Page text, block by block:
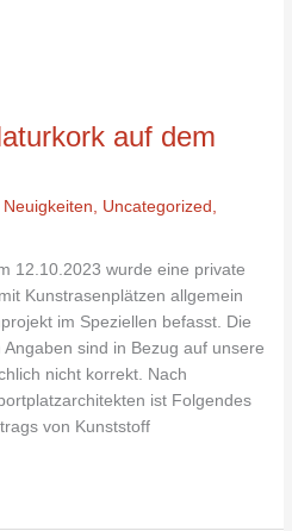
auf dem
Neuigkeiten, Uncategorized ,
12.10.2023 wurde eine private
Kunstrasenplätzen allgemein
im Speziellen befasst. Die
sind in Bezug auf unsere
nicht korrekt. Nach
ist Folgendes
von Kunststoff